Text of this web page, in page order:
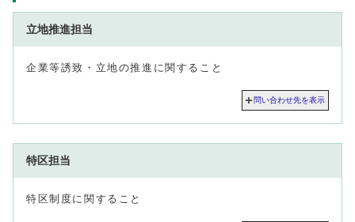
立地推進担当
企業等誘致・立地の推進に関すること
問い合わせ先を表示
特区担当
特区制度に関すること